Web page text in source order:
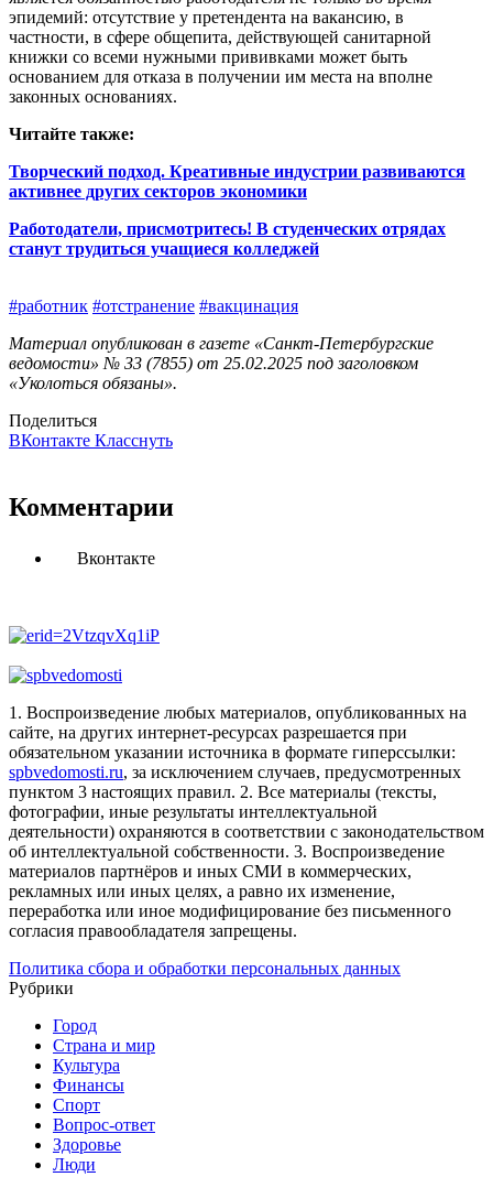
эпидемий: отсутствие у претендента на вакансию, в
частности, в сфере общепита, действующей санитарной
книжки со всеми нужными прививками может быть
основанием для отказа в получении им места на вполне
законных основаниях.
Читайте также:
Творческий подход. Креативные индустрии развиваются
активнее других секторов экономики
Работодатели, присмотритесь! В студенческих отрядах
станут трудиться учащиеся колледжей
#работник #отстранение #вакцинация
Материал опубликован в газете «Санкт-Петербургские
ведомости» № 33 (7855) от 25.02.2025 под заголовком
«Уколоться обязаны».
Поделиться
ВКонтакте Класснуть
Комментарии
Вконтакте
1. Воспроизведение любых материалов, опубликованных на
сайте, на других интернет-ресурсах разрешается при
обязательном указании источника в формате гиперссылки:
spbvedomosti.ru, за исключением случаев, предусмотренных
пунктом 3 настоящих правил. 2. Все материалы (тексты,
фотографии, иные результаты интеллектуальной
деятельности) охраняются в соответствии с законодательством
об интеллектуальной собственности. 3. Воспроизведение
материалов партнёров и иных СМИ в коммерческих,
рекламных или иных целях, а равно их изменение,
переработка или иное модифицирование без письменного
согласия правообладателя запрещены.
Политика сбора и обработки персональных данных
Рубрики
Город
Страна и мир
Культура
Финансы
Спорт
Вопрос-ответ
Здоровье
Люди